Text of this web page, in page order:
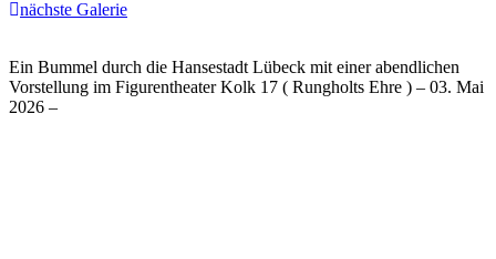
nächste Galerie
Ein Bummel durch die Hansestadt Lübeck mit einer abendlichen
Vorstellung im Figurentheater Kolk 17 ( Rungholts Ehre ) – 03. Mai
2026 –